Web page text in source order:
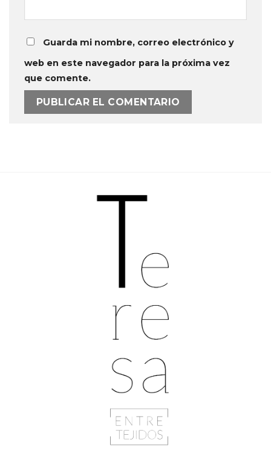
Guarda mi nombre, correo electrónico y
web en este navegador para la próxima vez
que comente.